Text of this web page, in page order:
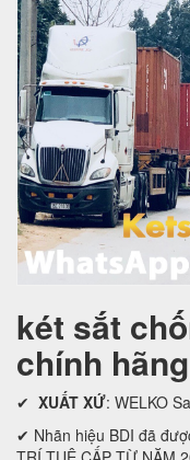
két sắt
chính hãng
✔ XUẤT XỨ: WELKO
✔ Nhãn hiệu BDI đã